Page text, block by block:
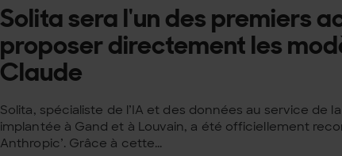
Solita sera l'un des premiers
proposer directement les
Claude
Solita, spécialiste de l’IA et des données au service de
implantée à Gand et à Louvain, a été officiellement
Anthropic’. Grâce à cette...